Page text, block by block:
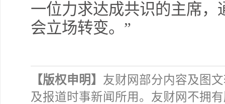
一位力求达成共识的主席
会立场转变。”
【版权申明】 友财网部分内容及图
及报道时事新闻所用。友财网不拥